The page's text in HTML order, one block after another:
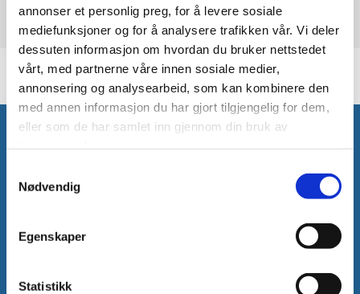
annonser et personlig preg, for å levere sosiale
mediefunksjoner og for å analysere trafikken vår. Vi deler
dessuten informasjon om hvordan du bruker nettstedet
vårt, med partnerne våre innen sosiale medier,
annonsering og analysearbeid, som kan kombinere den
med annen informasjon du har gjort tilgjengelig for dem,
eller som de har samlet inn gjennom din bruk av
Nødvendig
Egenskaper
Statistikk
I zip-filen nedenfor finner du våre FDV tekster
AMA-texter för Thermia (zip-fil)